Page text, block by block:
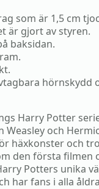
som är 1,5 cm
är gjort av styren.
baksidan.
hörnskydd
Harry Potter
Weasley och
häxkonster och
den första filmen
Potters unika
har fans i alla